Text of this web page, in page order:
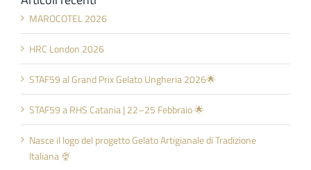
MAROCOTEL 2026
HRC London 2026
STAF59 al Grand Prix Gelato Ungheria 2026🌟
STAF59 a RHS Catania | 22–25 Febbraio 🌟
Nasce il logo del progetto Gelato Artigianale di Tradizione
Italiana 🍨